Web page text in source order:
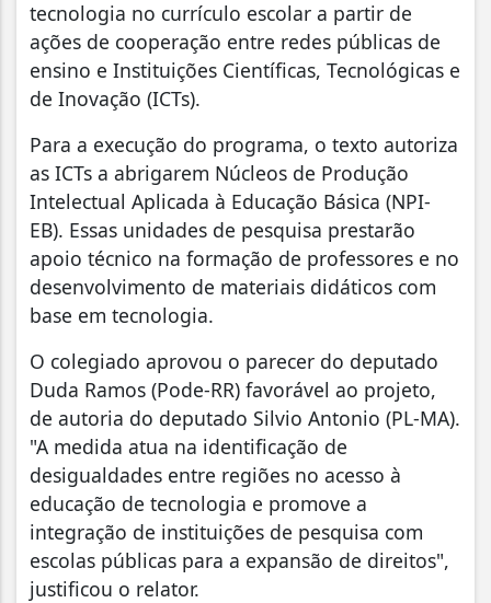
tecnologia no currículo escolar a partir de
ações de cooperação entre redes públicas de
ensino e Instituições Científicas, Tecnológicas e
de Inovação (ICTs).
Para a execução do programa, o texto autoriza
as ICTs a abrigarem Núcleos de Produção
Intelectual Aplicada à Educação Básica (NPI-
EB). Essas unidades de pesquisa prestarão
apoio técnico na formação de professores e no
desenvolvimento de materiais didáticos com
base em tecnologia.
O colegiado aprovou o parecer do deputado
Duda Ramos (Pode-RR) favorável ao projeto,
de autoria do deputado Silvio Antonio (PL-MA).
"A medida atua na identificação de
desigualdades entre regiões no acesso à
educação de tecnologia e promove a
integração de instituições de pesquisa com
escolas públicas para a expansão de direitos",
justificou o relator.